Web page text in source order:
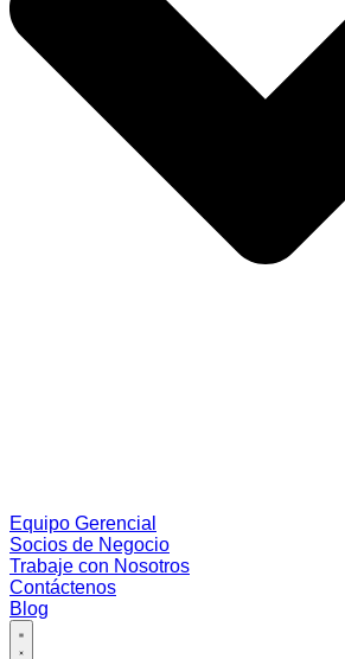
Equipo Gerencial
Socios de Negocio
Trabaje con Nosotros
Contáctenos
Blog